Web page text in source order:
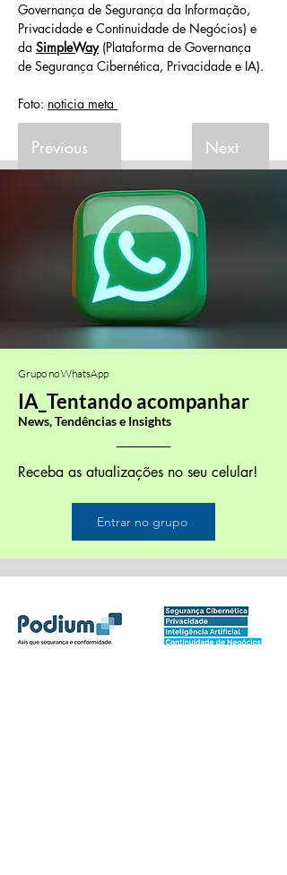
Governança de Segurança da Informação,
Privacidade e Continuidade de Negócios) e
da SimpleWay (Plataforma de Governança
de Segurança Cibernética, Privacidade e IA).
Foto: noticia meta
Previous Next
Grupo no WhatsApp
IA_Tentando acompanhar
News, Tendências e Insights
Receba as atualizações no seu celular!
Entrar no grupo